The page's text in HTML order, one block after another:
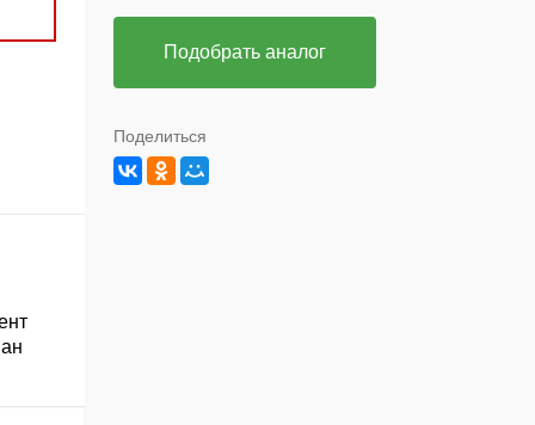
Подобрать аналог
Поделиться